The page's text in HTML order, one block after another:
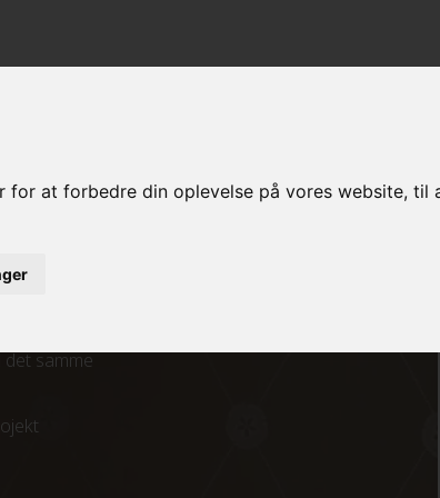
at forbedre din oplevelse på vores website, til
det samme